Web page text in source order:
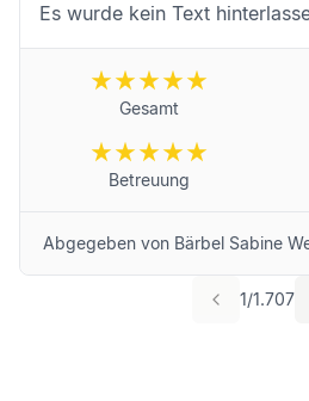
1/1.707
Es wurde kein Text
Gesamt
Betreuung
Abgegeben von Bärbel Sabine